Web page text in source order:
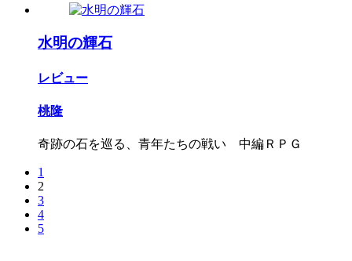
水明の輝石
レビュー
桃隆
奇跡の石を巡る、青年たちの戦い 中編ＲＰＧ
1
2
3
4
5